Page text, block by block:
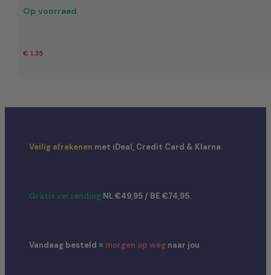
Op voorraad
€ 1,35
Veilig afrekenen met iDeal, Credit Card & Klarna.
Gratis verzending NL €49,95 / BE €74,95.
Vandaag besteld = morgen op weg naar jou